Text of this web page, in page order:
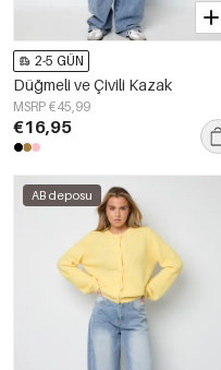
2-5 GÜN
Düğmeli ve Çivili Kazak
MSRP €45,99
€16,95
AB deposu